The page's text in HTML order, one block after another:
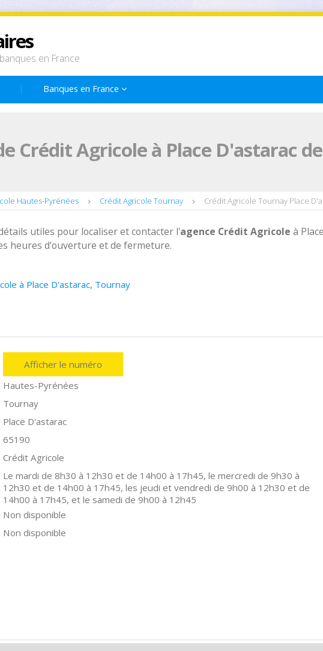
en France
Banques en France
Crédit Agricole à Place D'astarac
Hautes-Pyrénées Crédit Agricole Tournay Crédit Agricole Tournay Place
utiles pour localiser et contacter l'agence Crédit Agricole à
heures d'ouverture et de fermeture.
à Place D'astarac, Tournay
Afficher le numéro
Hautes-Pyrénées
Tournay
Place D'astarac
65190
Crédit Agricole
Le mardi de 8h30 à 12h30 et de 14h00 à 17h45, le mercredi de 9h30 à
12h30 et de 14h00 à 17h45, les jeudi et vendredi de 9h00 à 12h30 et de
14h00 à 17h45, et le samedi de 9h00 à 12h45
Non disponible
Non disponible